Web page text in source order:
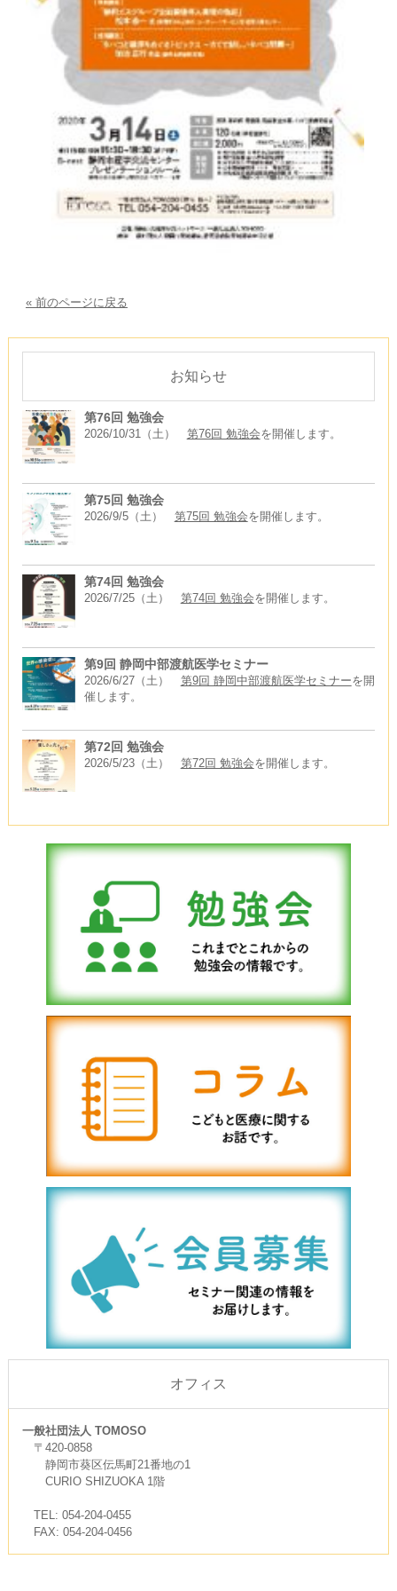
« 前のページに戻る
お知らせ
第76回 勉強会
2026/10/31（土） 第76回 勉強会を開催します。
第75回 勉強会
2026/9/5（土） 第75回 勉強会を開催します。
第74回 勉強会
2026/7/25（土） 第74回 勉強会を開催します。
第9回 静岡中部渡航医学セミナー
2026/6/27（土） 第9回 静岡中部渡航医学セミナーを開
催します。
第72回 勉強会
2026/5/23（土） 第72回 勉強会を開催します。
オフィス
一般社団法人 TOMOSO
〒420-0858
静岡市葵区伝馬町21番地の1
CURIO SHIZUOKA 1階
TEL: 054-204-0455
FAX: 054-204-0456